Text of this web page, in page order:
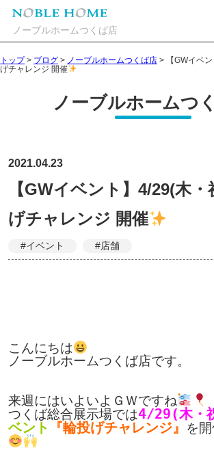
ノーブルホームつくば店
トップ> ブログ > ノーブルホームつくば店 >
【GWイベ
げチャレンジ 開催
ノーブルホームつ
2021.04.23
【GWイベント】4/29(木
げチャレンジ 開催
#イベント #店舗
こんにちは
ノーブルホームつくば店です。
来週にはいよいよＧＷですね
つくば総合展示場では4/29(木・
ベント
『輪投げチャレンジ』 を